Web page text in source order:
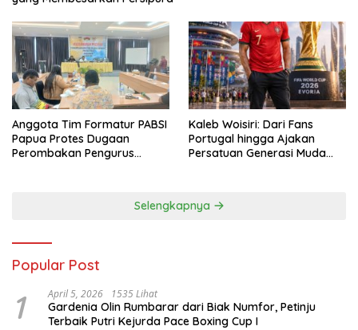
Anggota Tim Formatur PABSI
Papua Protes Dugaan
Perombakan Pengurus
Kaleb Woisiri: Dari Fans
Portugal hingga Ajakan
Persatuan Generasi Muda
Selengkapnya
Popular Post
1 April 5, 2026 1535 Lihat
Gardenia Olin Rumbarar dari Biak Numfor, Petinju
Terbaik Putri Kejurda Pace Boxing Cup I